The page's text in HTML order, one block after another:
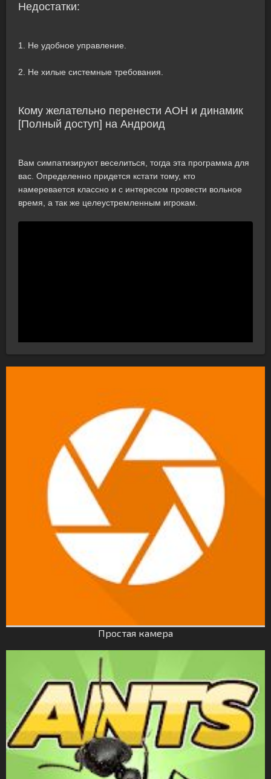
Недостатки:
1. Не удобное управление.
2. Не хилые системные требования.
Кому желательно перенести АОН и динамик
[Полный доступ] на Андроид
Вам симпатизируют веселиться, тогда эта программа для
вас. Определенно придется кстати тому, кто
намеревается классно и с интересом провести вольное
время, а так же целеустремленным игрокам.
Простая камера